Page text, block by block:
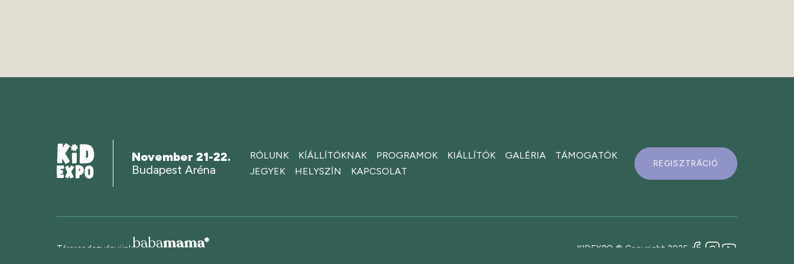
November 21-22.
Budapest Aréna
RÓLUNK KÍÁLLÍTÓKNAK PROGRAMOK KIÁLLÍTÓK GALÉRIA
TÁMOGATÓK
JEGYEK
HELYSZÍN KAPCSOLAT
REGISZTRÁCIÓ
Társrendezvényünk KIDEXPO © Copyright 2026